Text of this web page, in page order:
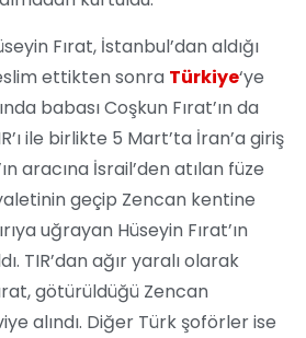
Fırat, İstanbul’dan aldığı
ettikten sonra Türkiye‘ye
babası Coşkun Fırat’ın da
ile birlikte 5 Mart’ta İran’a giriş
aracına İsrail’den atılan füze
geçip Zencan kentine
uğrayan Hüseyin Fırat’ın
TIR’dan ağır yaralı olarak
götürüldüğü Zencan
alındı. Diğer Türk şoförler ise